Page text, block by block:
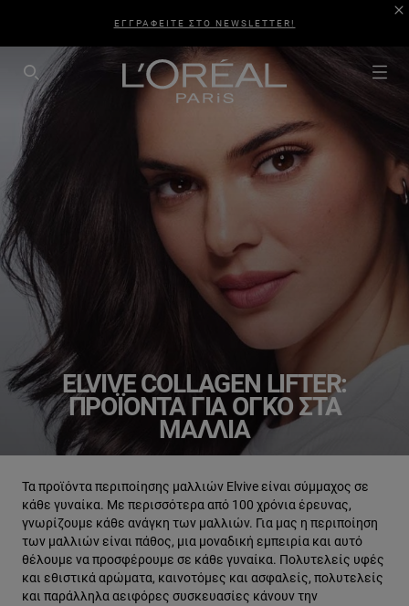
ΕΓΓΡΑΦΕΙΤΕ ΣΤΟ NEWSLETTER!
SEARCH THIS SITE
ELVIVE COLLAGEN LIFTER:
ΠΡΟΪΌΝΤΑ ΓΙΑ ΌΓΚΟ ΣΤΑ
ΜΑΛΛΙΆ
Τα προϊόντα περιποίησης μαλλιών Elvive είναι σύμμαχος σε
κάθε γυναίκα. Με περισσότερα από 100 χρόνια έρευνας,
γνωρίζουμε κάθε ανάγκη των μαλλιών. Για μας η περιποίηση
των μαλλιών είναι πάθος, μια μοναδική εμπειρία και αυτό
θέλουμε να προσφέρουμε σε κάθε γυναίκα. Πολυτελείς υφές
και εθιστικά αρώματα, καινοτόμες και ασφαλείς, πολυτελείς
και παράλληλα αειφόρες συσκευασίες κάνουν την